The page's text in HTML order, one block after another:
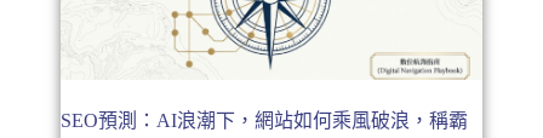
SEO預測：AI浪潮下，網站如何乘風破浪，稱霸